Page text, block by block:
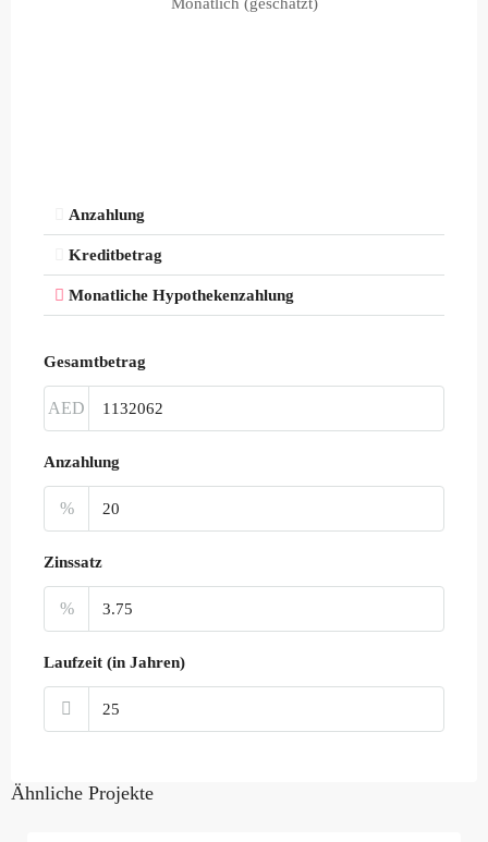
Anzahlung
Kreditbetrag
Monatliche Hypothekenzahlung
Gesamtbetrag
AED
Anzahlung
%
Zinssatz
%
Laufzeit (in Jahren)
Ähnliche Projekte